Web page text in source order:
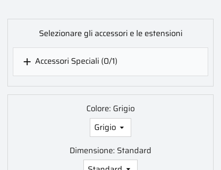
Selezionare gli accessori e le estensioni
 Accessori Speciali (0/1)
Colore: Grigio
Dimensione: Standard